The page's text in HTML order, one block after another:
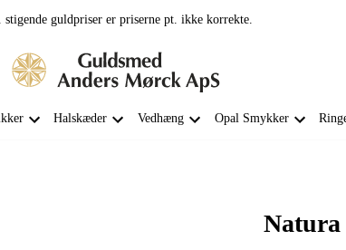
stigende guldpriser er priserne pt. ikke korrekte.
Halskæder Vedhæng Opal Smykker
Natura